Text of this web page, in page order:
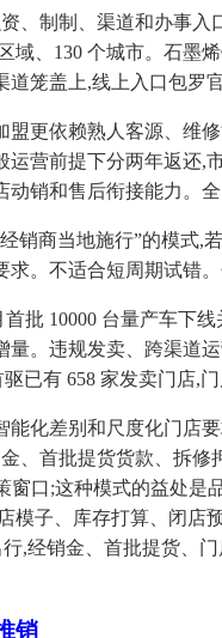
制制、渠道和办事入
、130 个城市。石
笼盖上,线上入口包
依赖熟人客源、维
营前提下分两年返
销和售后衔接能力。全
商当地施行”的模式,
。不适合短周期试错
10000 台量产车下
。违规发卖、跨渠道
已有 658 家发卖门店
差别和尺度化门店要
、首批提货货款、拆
口;这种模式的益处
子、库存打算、闭
,经销金、首批提货、
销